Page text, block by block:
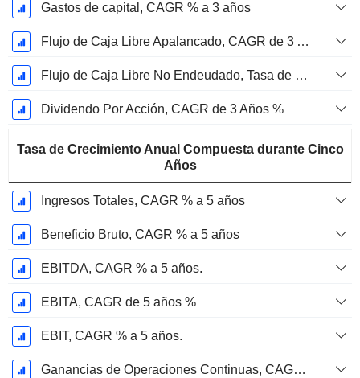
Gastos de capital, CAGR % a 3 años
Flujo de Caja Libre Apalancado, CAGR de 3 Años %
Flujo de Caja Libre No Endeudado, Tasa de Crecimiento Anual Compuesta de 3 Años %
Dividendo Por Acción, CAGR de 3 Años %
Tasa de Crecimiento Anual Compuesta durante Cinco
Años
Ingresos Totales, CAGR % a 5 años
Beneficio Bruto, CAGR % a 5 años
EBITDA, CAGR % a 5 años.
EBITA, CAGR de 5 años %
EBIT, CAGR % a 5 años.
Ganancias de Operaciones Continuas, CAGR de 5 Años %